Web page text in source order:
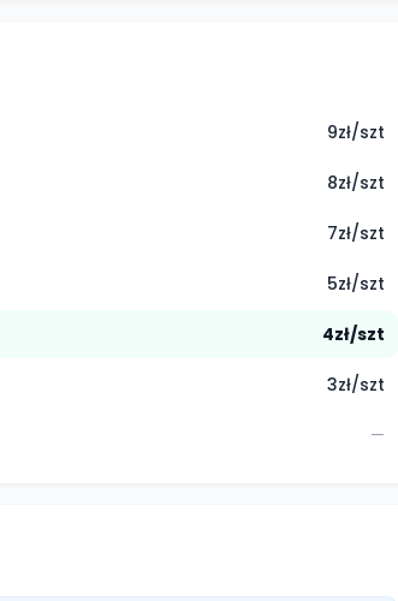
9zł/szt
8zł/szt
7zł/szt
5zł/szt
4zł/szt
3zł/szt
—